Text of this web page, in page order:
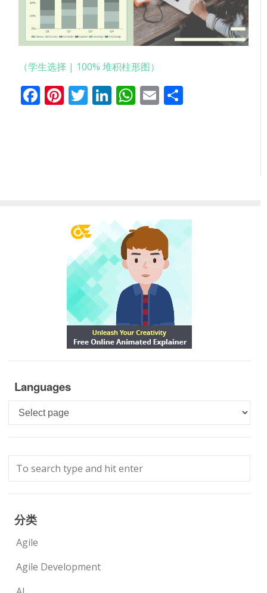
（学生选择 | 100% 堆积柱形图）
Facebook
Pinterest
Twitter
LinkedIn
WhatsApp
Email
Languages
Languages
分类
Agile
Agile Development